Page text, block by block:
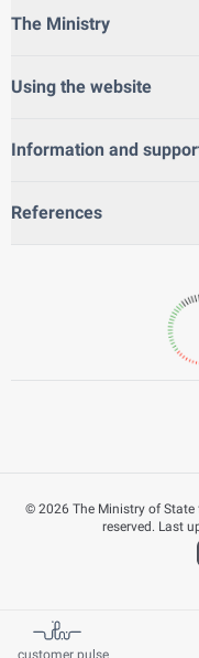
The Ministry
Using the website
Information and
References
© 2026 The Ministry of
reserved. Last
customer pulse